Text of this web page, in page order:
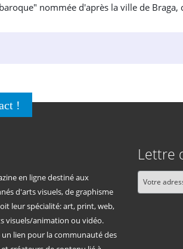
nommée d'après la ville de
!
en ligne destiné aux
d'arts visuels, de graphisme
leur spécialité: art, print, web,
visuels/animation ou vidéo.
lien pour la communauté des
Lettre